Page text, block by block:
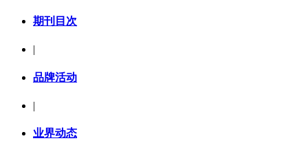
期刊目次
品牌活动
|
业界动态